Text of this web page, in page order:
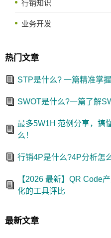
行销知识
业务开发
热门文章
STP是什么? 一篇精准掌
SWOT是什么?一篇了解
最多5W1H 范例分享，搞
么！
行销4P是什么?4P分析怎
【2026 最新】QR Code
化的工具评比
最新文章